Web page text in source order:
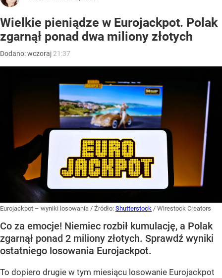
Wielkie pieniądze w Eurojackpot. Polak
zgarnął ponad dwa miliony złotych
Dodano:wczoraj 21:37
Eurojackpot – wyniki losowania / Źródło: Shutterstock / Wirestock Creators
Co za emocje! Niemiec rozbił kumulację, a Polak
zgarnął ponad 2 miliony złotych. Sprawdź wyniki
ostatniego losowania Eurojackpot.
To dopiero drugie w tym miesiącu losowanie Eurojackpot